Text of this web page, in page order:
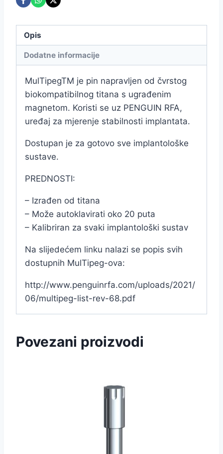
Opis
Dodatne informacije
MulTipegTM je pin napravljen od čvrstog
biokompatibilnog titana s ugrađenim
magnetom. Koristi se uz PENGUIN RFA,
uređaj za mjerenje stabilnosti implantata.
Dostupan je za gotovo sve implantološke
sustave.
PREDNOSTI:
– Izrađen od titana
– Može autoklavirati oko 20 puta
– Kalibriran za svaki implantološki sustav
Na slijedećem linku nalazi se popis svih
dostupnih MulTipeg-ova:
http://www.penguinrfa.com/uploads/2021/
06/multipeg-list-rev-68.pdf
Povezani proizvodi